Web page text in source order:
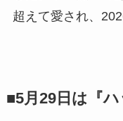
超えて愛され、
■5月29日は『